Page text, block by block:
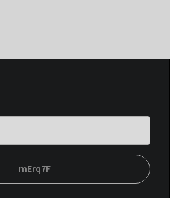
mErq7F